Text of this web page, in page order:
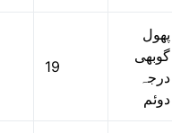
19
پھول
گوبھی
درجہ
دوئم